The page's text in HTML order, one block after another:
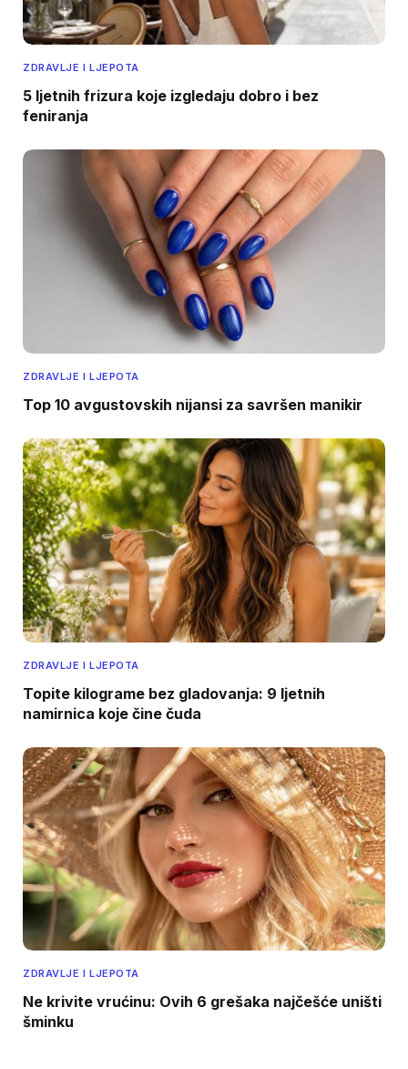
ZDRAVLJE I LJEPOTA
5 ljetnih frizura koje izgledaju dobro i bez
feniranja
ZDRAVLJE I LJEPOTA
Top 10 avgustovskih nijansi za savršen manikir
ZDRAVLJE I LJEPOTA
Topite kilograme bez gladovanja: 9 ljetnih
namirnica koje čine čuda
ZDRAVLJE I LJEPOTA
Ne krivite vrućinu: Ovih 6 grešaka najčešće uništi
šminku